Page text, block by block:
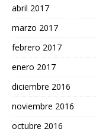
abril 2017
marzo 2017
febrero 2017
enero 2017
diciembre 2016
noviembre 2016
octubre 2016